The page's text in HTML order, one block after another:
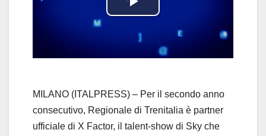
P
l
y
V
MILANO (ITALPRESS) – Per il secondo anno
consecutivo, Regionale di Trenitalia è partner
ufficiale di X Factor, il talent-show di Sky che